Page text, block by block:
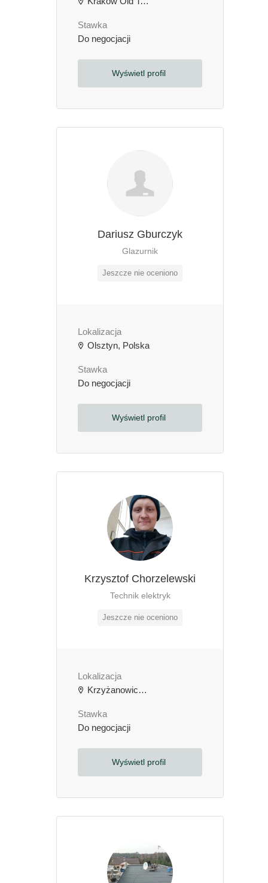
Stawka
Do negocjacji
Wyświetl profil
Dariusz Gburczyk
Glazurnik
Jeszcze nie oceniono
Lokalizacja
Olsztyn, Polska
Stawka
Do negocjacji
Wyświetl profil
Krzysztof Chorzelewski
Technik elektryk
Jeszcze nie oceniono
Lokalizacja
Krzyżanowice, Polska
Stawka
Do negocjacji
Wyświetl profil